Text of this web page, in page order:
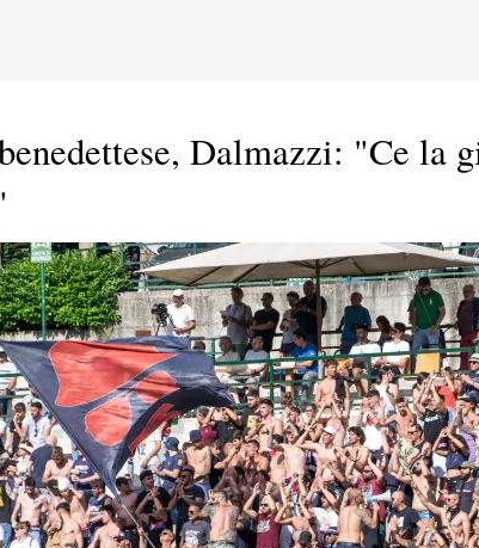
Dalmazzi: "Ce la